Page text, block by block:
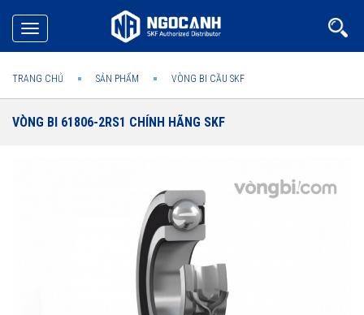
Toggle
navigation
TRANG CHỦ SẢN PHẨM VÒNG BI CẦU SKF
VÒNG BI 61806-2RS1 CHÍNH HÃNG SKF